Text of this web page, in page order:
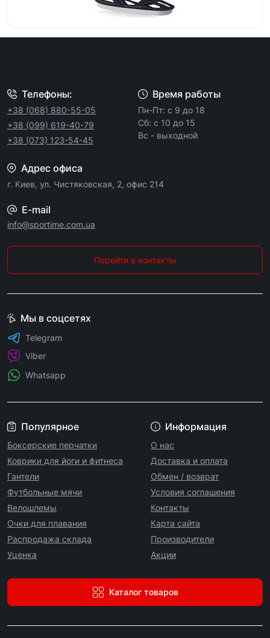
Телефоны:
+38 (068) 880-55-05
+38 (099) 619-40-79
+38 (073) 123-54-45
Время работы
Пн-Пт: с 9 до 18
Сб: с 10 до 15
Вс - выходной
Адрес офиса
г. Киев, ул. Чистяковская, 2, офис 214
E-mail
info@sportime.com.ua
Перейти в контакты
Популярное
Боксерские перчатки
Коврики для йоги и фитнеса
Гантели
Футбольные мячи
Велошлемы
Очки для плавания
Распродажа склада
Уценка
Информация
О нас
Доставка и оплата
Обмен / возврат
Условия соглашения
Контакты
Карта сайта
Производители
Акции
Каталог товаров
Мы в соцсетях
Telegram
Viber
Whatsapp